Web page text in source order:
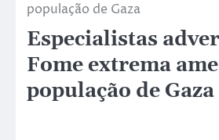
população de Gaza
Especialistas
Fome extrema
população de Gaza